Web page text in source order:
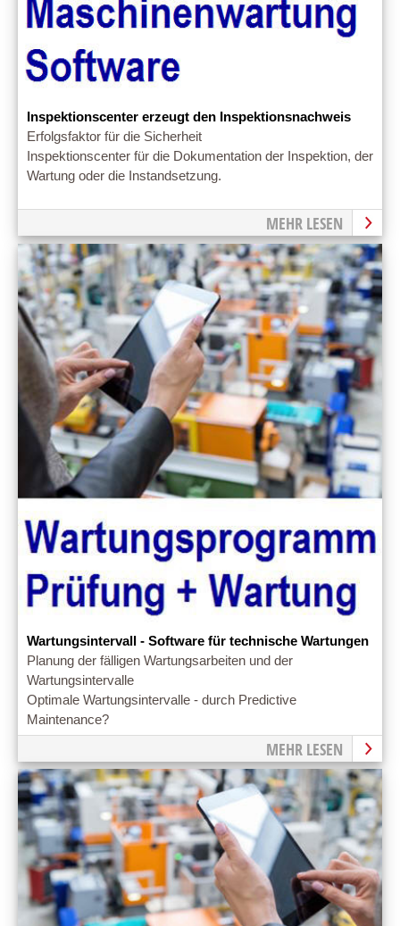
Inspektionscenter erzeugt den Inspektionsnachweis
Erfolgsfaktor für die Sicherheit
Inspektionscenter für die Dokumentation der Inspektion, der
Wartung oder die Instandsetzung.
MEHR LESEN
Wartungsintervall - Software für technische Wartungen
Planung der fälligen Wartungsarbeiten und der
Wartungsintervalle
Optimale Wartungsintervalle - durch Predictive
Maintenance?
MEHR LESEN